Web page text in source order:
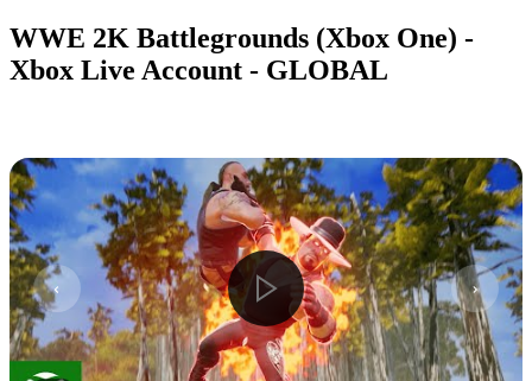
WWE 2K Battlegrounds (Xbox One) -
Xbox Live Account - GLOBAL